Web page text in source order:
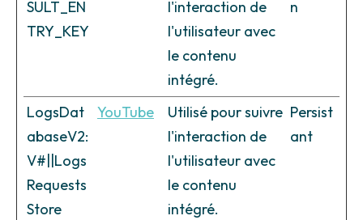
SULT_EN
TRY_KEY
l'interaction de
l'utilisateur avec
le contenu
intégré.
n
LogsDat
abaseV2:
V#||Logs
Requests
Store
YouTube
Utilisé pour suivre
l'interaction de
l'utilisateur avec
le contenu
intégré.
Persist
ant